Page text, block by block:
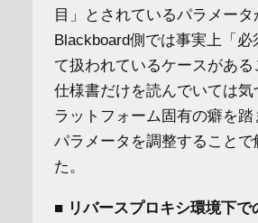
目」とされているパラメータ
Blackboard側では事実上「必
て扱われているケースがある
仕様書だけを読んでいては
ラットフォーム固有の癖を踏
パラメータを調整することで
た。
■ リバースプロキシ環境下